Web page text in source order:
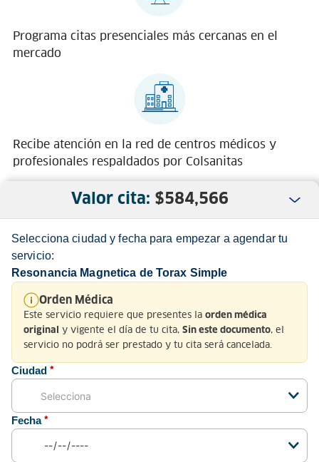
Valor cita: $584,566
Selecciona ciudad y fecha para empezar a agendar tu
servicio:
Resonancia Magnetica de Torax Simple
Orden Médica
Este servicio requiere que presentes la orden médica
original
y vigente el día de tu cita, Sin este documento, el
servicio no podrá ser prestado y tu cita será cancelada.
Ciudad *
Fecha *
Programa citas presenciales más cercanas en el
mercado
Recibe atención en la red de centros médicos y
profesionales respaldados por Colsanitas
Servicio al Cliente
Normatividad